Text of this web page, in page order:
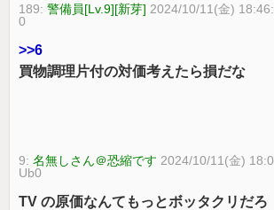
189:警備員[Lv.9][新芽] 2024/10/11(金)
0
>>6
買物調理片付の対価考えたら損だな
9:名無しさん＠恐縮です 2024/10/11(金)
Ub0
TV の原価なんてもっとボッタクリだろ